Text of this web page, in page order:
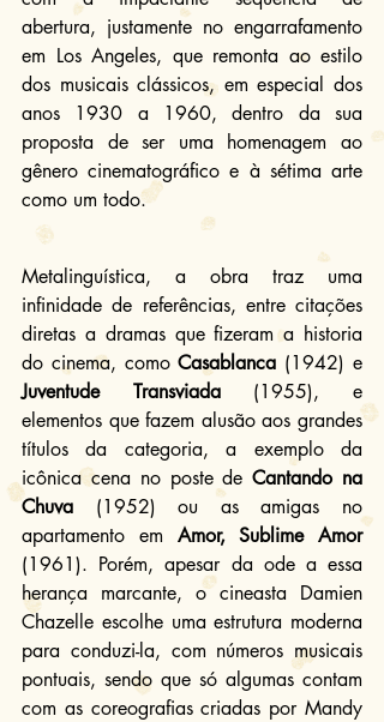
abertura, justamente no engarrafamento
em Los Angeles, que remonta ao estilo
dos musicais clássicos, em especial dos
anos 1930 a 1960, dentro da sua
proposta de ser uma homenagem ao
gênero cinematográfico e à sétima arte
como um todo.
Metalinguística, a obra traz uma
infinidade de referências, entre citações
diretas a dramas que fizeram a historia
do cinema, como Casablanca
Juventude Transviada (1955), e
elementos que fazem alusão aos grandes
títulos da categoria, a exemplo da
icônica cena no poste de Cantando na
Chuva (1952) ou as amigas no
apartamento em Amor, Sublime Amor
(1961). Porém, apesar da ode a essa
herança marcante, o cineasta Damien
Chazelle escolhe uma estrutura moderna
para conduzi-la, com números musicais
pontuais, sendo que só algumas contam
com as coreografias criadas por Mandy